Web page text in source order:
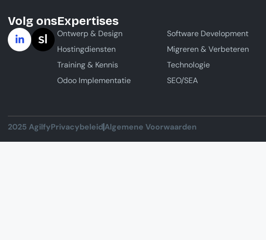
Volg onsExpertises
Ontwerp & Design Software Development
Hostingdiensten
Migreren & Verbeteren
Training & Kennis
Technologie
Odoo Implementatie
SEO/SEA
2025 AgilfyPrivacybeleidAlgemene Voorwaarden